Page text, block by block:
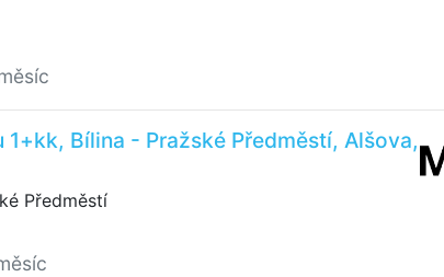
1+kk, Bílina - Pražské Předměstí, Alšova,
Předměstí